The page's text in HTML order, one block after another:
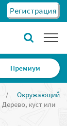
Регистрация
Премиум
/
Окружающий
Дерево, куст или